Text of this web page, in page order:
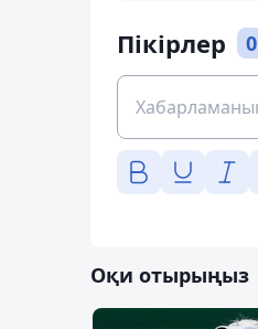
Пікірлер 0
Оқи отырыңыз